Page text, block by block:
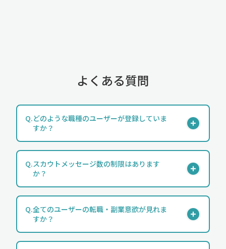
よくある質問
Q.どのような職種のユーザーが登録していま
すか？
Q.スカウトメッセージ数の制限はあります
か？
Q.全てのユーザーの転職・副業意欲が見れま
すか？